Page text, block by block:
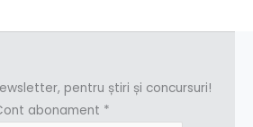
pentru știri și concursuri!
abonament *